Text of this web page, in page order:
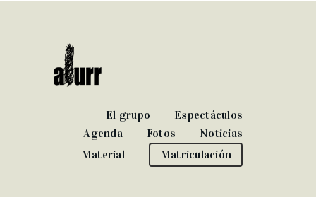
El grupo
Espectáculos
Agenda
Fotos
Noticias
Material
Matriculación